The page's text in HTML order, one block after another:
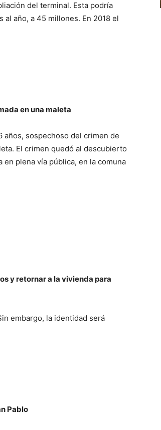
del terminal. Esta podría
año, a 45 millones. En 2018 el
en una maleta
años, sospechoso del crimen de
El crimen quedó al descubierto
plena vía pública, en la comuna
y retornar a la vivienda para
embargo, la identidad será
Pablo